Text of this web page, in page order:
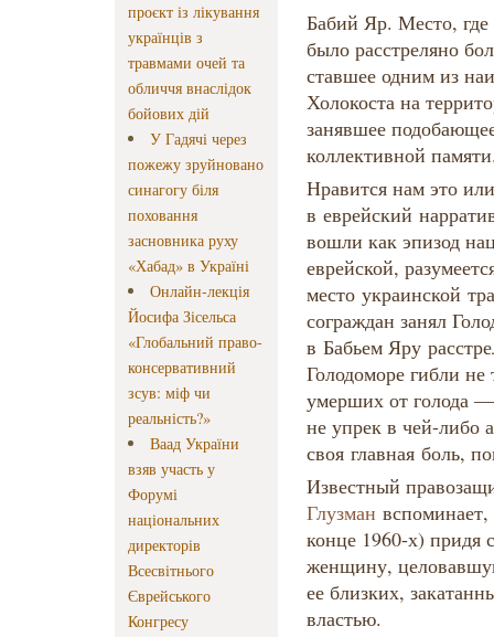
проєкт із лікування
українців з
травмами очей та
обличчя внаслідок
бойових дій
У Гадячі через
пожежу зруйновано
синагогу біля
поховання
засновника руху
«Хабад» в Україні
Онлайн-лекція
Йосифа Зісельса
«Глобальний право-
консервативний
зсув: міф чи
реальність?»
Ваад України
взяв участь у
Форумі
національних
директорів
Всесвітнього
Єврейського
Конгресу
Бабий Яр. Место, где
было расстреляно
ставшее одним из
Холокоста на
занявшее
коллективной
Нравится нам это
в еврейский
вошли как эпизод
еврейской,
место украинской
сограждан занял
в Бабьем Яру
Голодоморе гибли
умерших от голода
не упрек в чей-либо
своя главная боль,
Известный
Глузман
конце 1960-х) придя
женщину,
ее близких,
властью.